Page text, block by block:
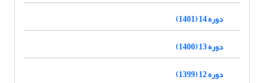
دوره 14 (1401)
دوره 13 (1400)
دوره 12 (1399)